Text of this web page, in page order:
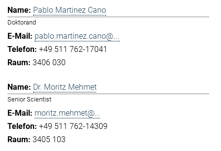
Pablo Martinez Cano
Doktorand
pablo.martinez.cano@...
+49 511 762-17041
3406 030
Dr. Moritz Mehmet
Senior Scientist
moritz.mehmet@...
+49 511 762-14309
3405 103